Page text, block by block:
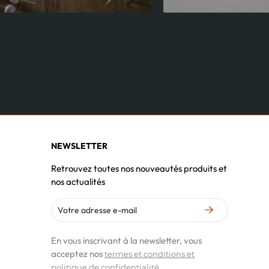
NEWSLETTER
Retrouvez toutes nos nouveautés produits et
nos actualités
En vous inscrivant à la newsletter, vous
acceptez nostermes et conditions et